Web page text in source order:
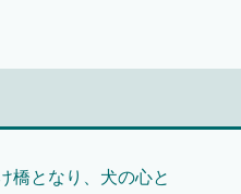
橋となり、犬の心と